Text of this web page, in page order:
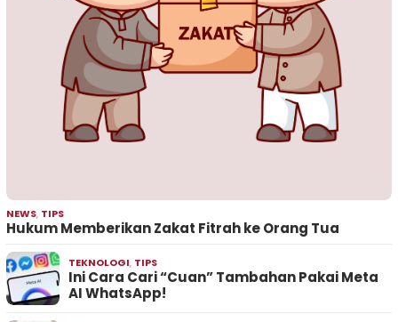
NEWS, TIPS
Hukum Memberikan Zakat Fitrah ke Orang Tua
TEKNOLOGI, TIPS
Ini Cara Cari “Cuan” Tambahan Pakai Meta
AI WhatsApp!